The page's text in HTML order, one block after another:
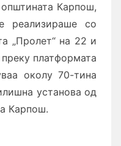
Карпош,
реализираше со
„Пролет“ на 22 и
платформата
околу 70-тина
установа од
Карпош.